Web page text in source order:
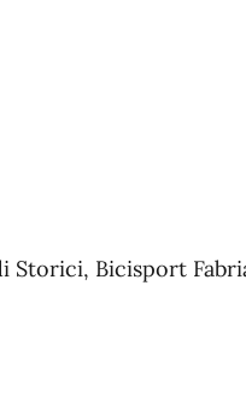
Storici, Bicisport